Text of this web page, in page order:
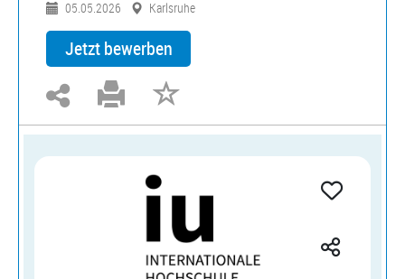
05.05.2026 Karlsruhe
Jetzt bewerben